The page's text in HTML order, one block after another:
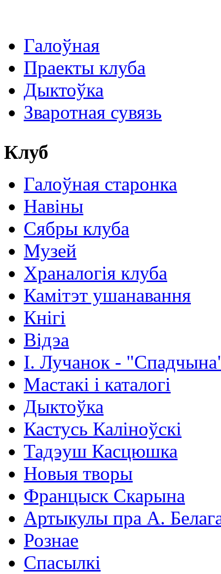
Галоўная
Праекты клуба
Дыктоўка
Зваротная сувязь
Клуб
Галоўная старонка
Навіны
Сябры клуба
Музей
Храналогія клуба
Камітэт ушанавання
Кнігі
Відэа
І. Лучанок -
Мастакі i каталогi
Дыктоўка
Кастусь Каліноўскі
Тадэуш Касцюшка
Новыя творы
Францыск Скарына
Артыкулы пра А.
Рознае
Спасылкі